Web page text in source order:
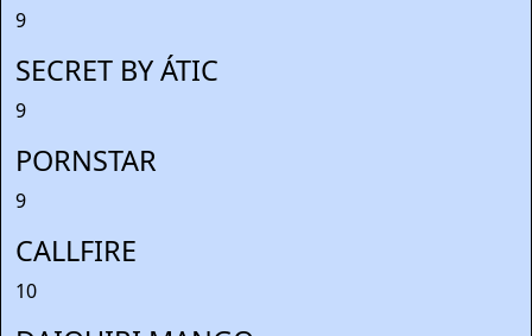
9
SECRET BY ÁTIC
9
PORNSTAR
9
CALLFIRE
10